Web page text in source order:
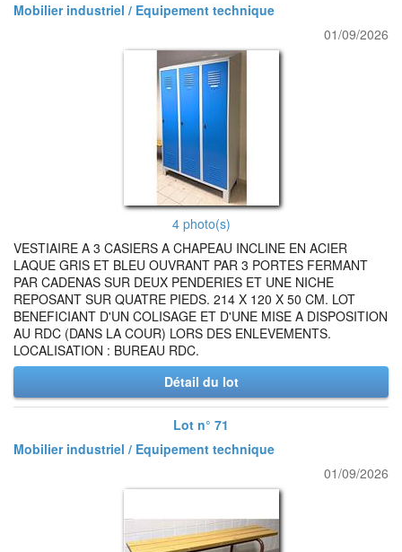
Mobilier industriel / Equipement technique
01/09/2026
4 photo(s)
VESTIAIRE A 3 CASIERS A CHAPEAU INCLINE EN ACIER
LAQUE GRIS ET BLEU OUVRANT PAR 3 PORTES FERMANT
PAR CADENAS SUR DEUX PENDERIES ET UNE NICHE
REPOSANT SUR QUATRE PIEDS. 214 X 120 X 50 CM. LOT
BENEFICIANT D'UN COLISAGE ET D'UNE MISE A DISPOSITION
AU RDC (DANS LA COUR) LORS DES ENLEVEMENTS.
LOCALISATION : BUREAU RDC.
Détail du lot
Lot n° 71
Mobilier industriel / Equipement technique
01/09/2026